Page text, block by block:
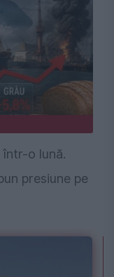
într-o lună.
presiune pe